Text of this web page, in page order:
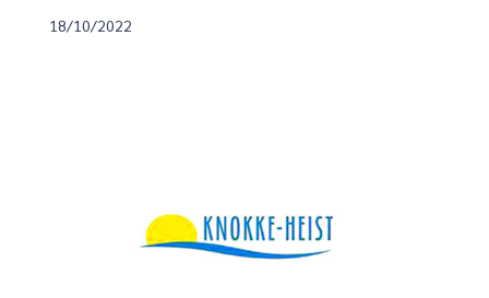
18/10/2022